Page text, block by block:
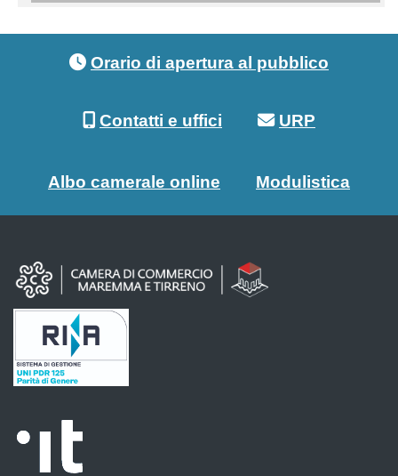
Orario di apertura al pubblico
Contatti e uffici URP
Albo camerale online Modulistica